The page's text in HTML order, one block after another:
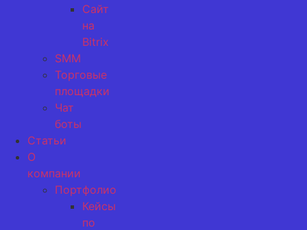
Сайт
на
Bitrix
SMM
Торговые
площадки
Чат
боты
Статьи
О
компании
Портфолио
Кейсы
по